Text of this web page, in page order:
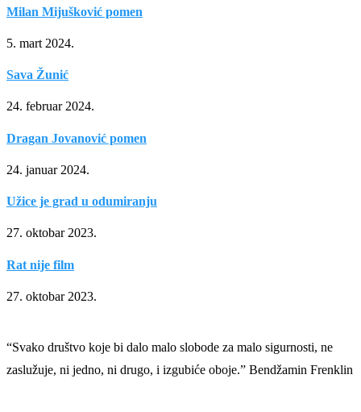
Milan Mijušković pomen
5. mart 2024.
Sava Žunić
24. februar 2024.
Dragan Jovanović pomen
24. januar 2024.
Užice je grad u odumiranju
27. oktobar 2023.
Rat nije film
27. oktobar 2023.
“Svako društvo koje bi dalo malo slobode za malo sigurnosti, ne
zaslužuje, ni jedno, ni drugo, i izgubiće oboje.” Bendžamin Frenklin